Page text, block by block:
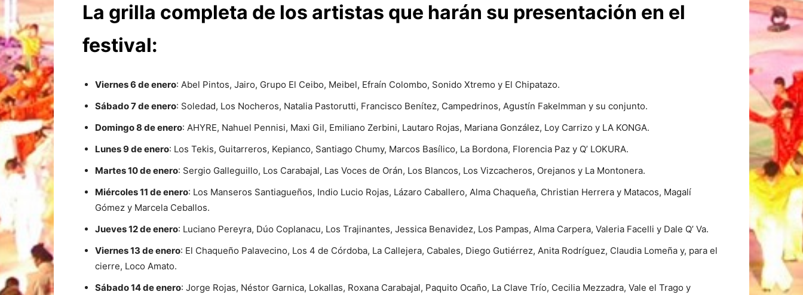
La grilla completa de los artistas que harán su presentación en el
festival:
Viernes 6 de enero: Abel Pintos, Jairo, Grupo El Ceibo, Meibel, Efraín Colombo, Sonido Xtremo y El Chipatazo.
Sábado 7 de enero: Soledad, Los Nocheros, Natalia Pastorutti, Francisco Benítez, Campedrinos, Agustín Fakelmman y su conjunto.
Domingo 8 de enero: AHYRE, Nahuel Pennisi, Maxi Gil, Emiliano Zerbini, Lautaro Rojas, Mariana González, Loy Carrizo y LA KONGA.
Lunes 9 de enero: Los Tekis, Guitarreros, Kepianco, Santiago Chumy, Marcos Basílico, La Bordona, Florencia Paz y Q’ LOKURA.
Martes 10 de enero: Sergio Galleguillo, Los Carabajal, Las Voces de Orán, Los Blancos, Los Vizcacheros, Orejanos y La Montonera.
Miércoles 11 de enero: Los Manseros Santiagueños, Indio Lucio Rojas, Lázaro Caballero, Alma Chaqueña, Christian Herrera y Matacos, Magalí
Gómez y Marcela Ceballos.
Jueves 12 de enero: Luciano Pereyra, Dúo Coplanacu, Los Trajinantes, Jessica Benavidez, Los Pampas, Alma Carpera, Valeria Facelli y Dale Q’ Va.
Viernes 13 de enero: El Chaqueño Palavecino, Los 4 de Córdoba, La Callejera, Cabales, Diego Gutiérrez, Anita Rodríguez, Claudia Lomeña y, para el
cierre, Loco Amato.
Sábado 14 de enero: Jorge Rojas, Néstor Garnica, Lokallas, Roxana Carabajal, Paquito Ocaño, La Clave Trío, Cecilia Mezzadra, Vale el Trago y